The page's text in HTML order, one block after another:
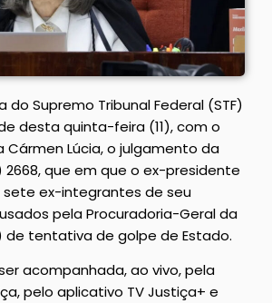
do Supremo Tribunal Federal (STF)
desta quinta-feira (11), com o
Cármen Lúcia, o julgamento da
2668, que em que o ex-presidente
sete ex-integrantes de seu
pela Procuradoria-Geral da
de tentativa de golpe de Estado.
acompanhada, ao vivo, pela
pelo aplicativo TV Justiça+ e